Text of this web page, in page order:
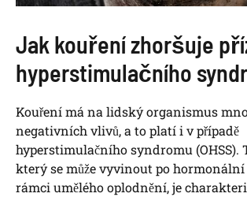
Jak kouření zhoršuje
hyperstimulačního
Kouření má na lidský organismus
negativních vlivů, a to platí i v případě
hyperstimulačního syndromu (OHSS).
který se může vyvinout po
rámci umělého oplodnění, je